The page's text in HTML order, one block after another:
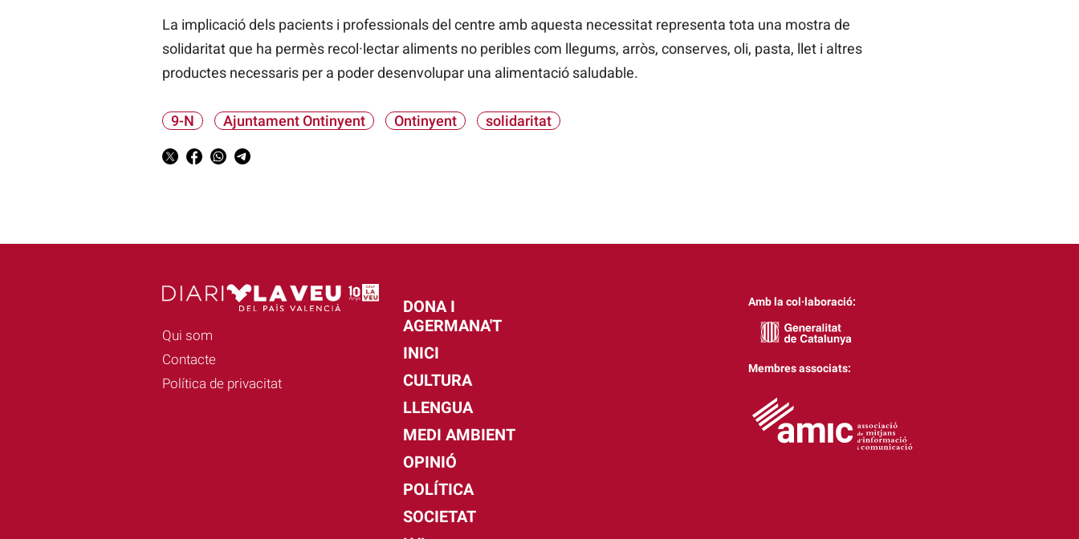
La implicació dels pacients i professionals del centre amb aquesta necessitat representa tota una mostra de
solidaritat que ha permès recol·lectar aliments no peribles com llegums, arròs, conserves, oli, pasta, llet i altres
productes necessaris per a poder desenvolupar una alimentació saludable.
9-N Ajuntament Ontinyent Ontinyent solidaritat
Qui som
Contacte
Política de privacitat
DONA I
AGERMANA'T
INICI
CULTURA
LLENGUA
MEDI AMBIENT
OPINIÓ
POLÍTICA
SOCIETAT
Amb la col·laboració:
Membres associats: